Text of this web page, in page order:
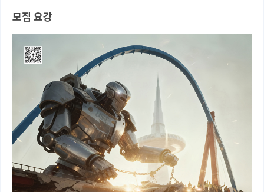
반도체 아카데미
재팬라운지 🌸
모집 요강